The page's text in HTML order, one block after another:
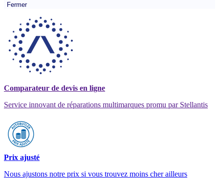
Fermer
Comparateur de devis en ligne
Service innovant de réparations multimarques promu par Stellantis
Prix ajusté
Nous ajustons notre prix si vous trouvez moins cher ailleurs